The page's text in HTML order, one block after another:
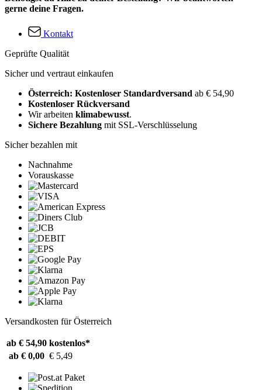
gerne deine Fragen.
Kontakt
Geprüfte Qualität
Sicher und vertraut einkaufen
Österreich: Kostenloser Standardversand ab € 54,90
Kostenloser Rückversand
Wir arbeiten klimabewusst.
Sichere Bezahlung mit SSL-Verschlüsselung
Sicher bezahlen mit
Nachnahme
Vorauskasse
Versandkosten für Österreich
ab € 54,90 kostenlos*
ab € 0,00 € 5,49